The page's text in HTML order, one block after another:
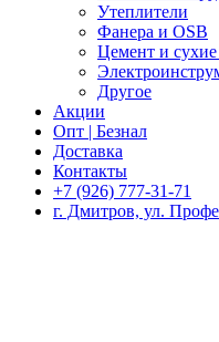
Утеплители
Фанера и OSB
Цемент и сухие
Другое
Акции
Опт | Безнал
Доставка
Контакты
+7 (926) 777-31-71
г. Дмитров, ул.